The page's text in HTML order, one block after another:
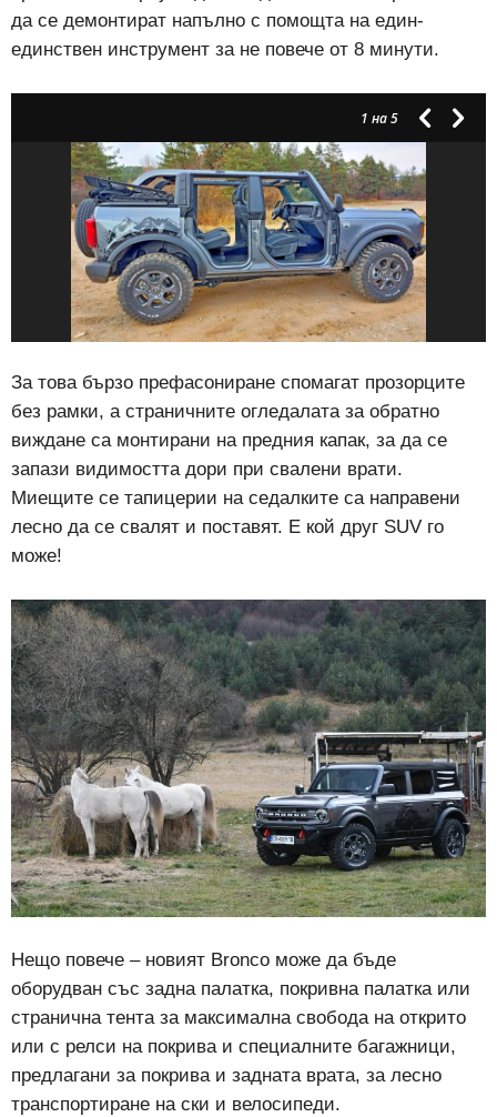
да се демонтират напълно с помощта на един-
единствен инструмент за не повече от 8 минути.
1 на 5
За това бързо префасониране спомагат прозорците
без рамки, а страничните огледалата за обратно
виждане са монтирани на предния капак, за да се
запази видимостта дори при свалени врати.
Миещите се тапицерии на седалките са направени
лесно да се свалят и поставят. Е кой друг SUV го
може!
Нещо повече – новият Bronco може да бъде
оборудван със задна палатка, покривна палатка или
странична тента за максимална свобода на открито
или с релси на покрива и специалните багажници,
предлагани за покрива и задната врата, за лесно
транспортиране на ски и велосипеди.